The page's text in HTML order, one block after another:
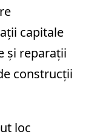
capitale
şi reparaţii
construcţii
loc